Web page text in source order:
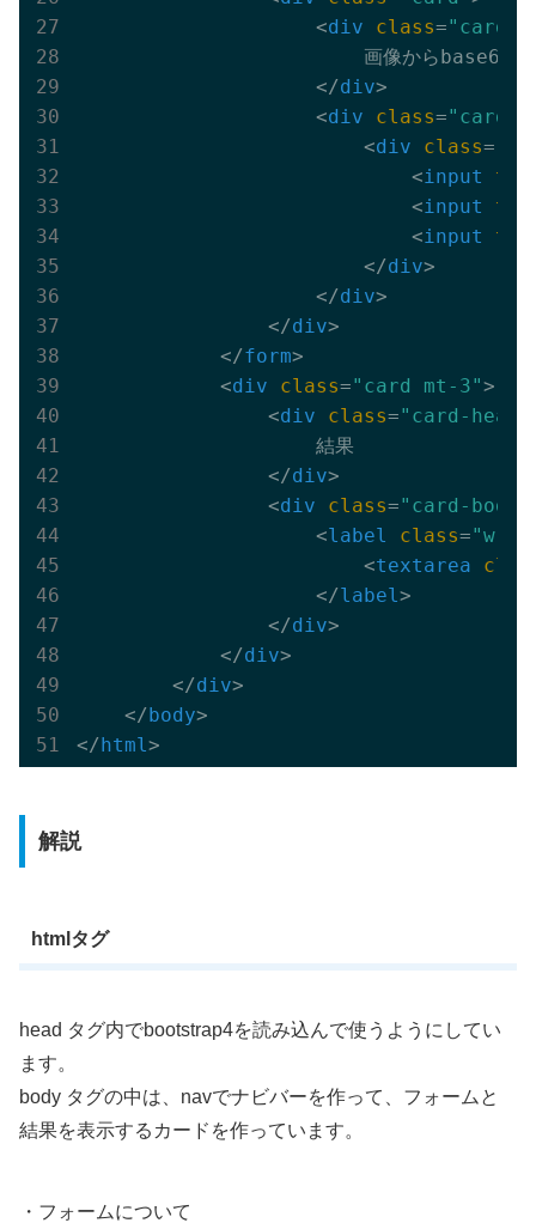
<div class="card-
画像からbase64テ
</div>
<div class="card-
<div class=
<input
<input
<input
</div>
</div>
</div>
</form>
<div class="card mt-3">
<div class="card-
                    結果
</div>
<div class="card-body"
<label class="w-
<textarea
</label>
</div>
</div>
</div>
</body>
</html>
解説
htmlタグ
head タグ内でbootstrap4を読み込んで使うようにしてい
ます。
body タグの中は、navでナビバーを作って、フォームと
結果を表示するカードを作っています。
・フォームについて